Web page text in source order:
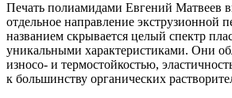
Печать полиамидами Евгений Матвеев
отдельное направление экструзионной
названием скрывается целый спектр
уникальными характеристиками. Они
износо- и термостойкостью,
к большинству органических